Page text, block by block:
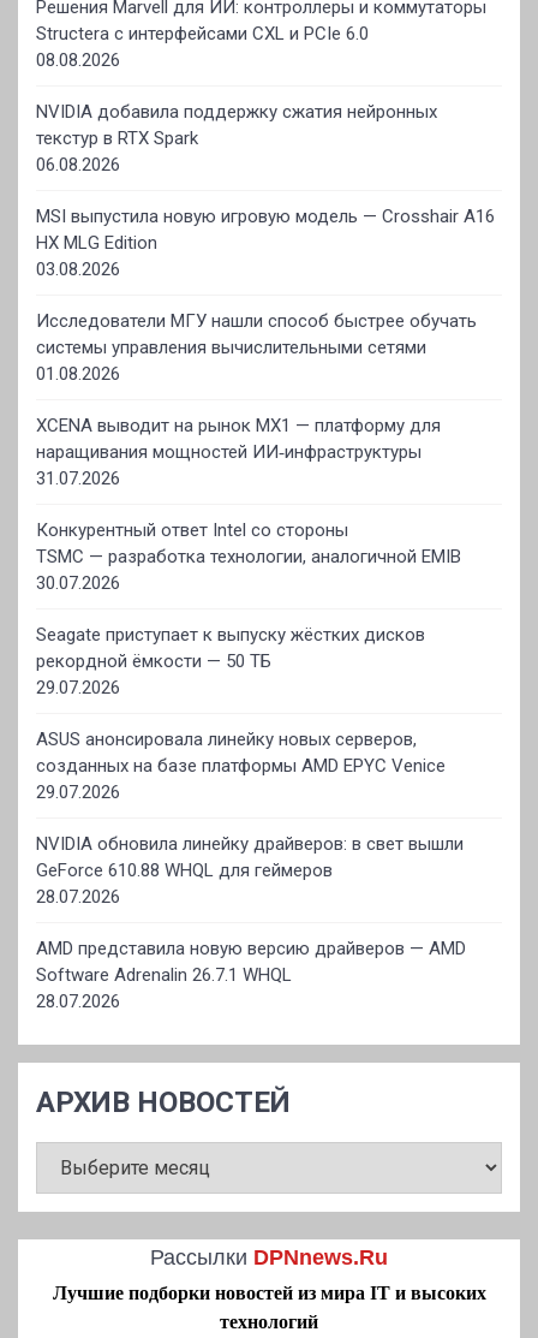
Решения Marvell для ИИ: контроллеры и коммутаторы
Structera с интерфейсами CXL и PCIe 6.0
08.08.2026
NVIDIA добавила поддержку сжатия нейронных
текстур в RTX Spark
06.08.2026
MSI выпустила новую игровую модель — Crosshair A16
HX MLG Edition
03.08.2026
Исследователи МГУ нашли способ быстрее обучать
системы управления вычислительными сетями
01.08.2026
XCENA выводит на рынок MX1 — платформу для
наращивания мощностей ИИ‑инфраструктуры
31.07.2026
Конкурентный ответ Intel со стороны
TSMC — разработка технологии, аналогичной EMIB
30.07.2026
Seagate приступает к выпуску жёстких дисков
рекордной ёмкости — 50 ТБ
29.07.2026
ASUS анонсировала линейку новых серверов,
созданных на базе платформы AMD EPYC Venice
29.07.2026
NVIDIA обновила линейку драйверов: в свет вышли
GeForce 610.88 WHQL для геймеров
28.07.2026
AMD представила новую версию драйверов — AMD
Software Adrenalin 26.7.1 WHQL
28.07.2026
АРХИВ НОВОСТЕЙ
НОВОСТЕЙ
Рассылки DPNnews.Ru
Лучшие подборки новостей из мира IT и высоких
технологий